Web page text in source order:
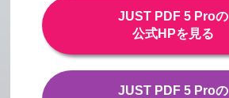
JUST PDF 5 Proの
公式HPを見る
JUST PDF 5 Proの